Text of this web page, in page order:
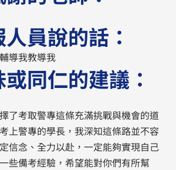
員說的話：
導我教導我
同仁的建議：
了考取警專這條充滿挑戰與機會的道
上警專的學長，我深知這條路並不容
信念、全力以赴，一定能夠實現自己
些備考經驗，希望能對你們有所幫